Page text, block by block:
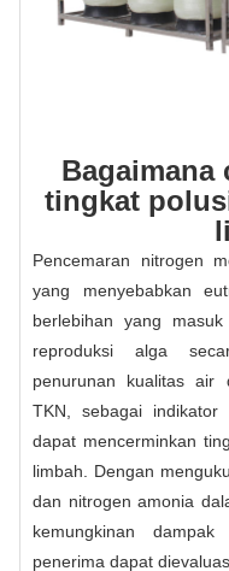
Bagaimana
tingkat
Pencemaran nitrogen
yang menyebabkan
berlebihan yang
reproduksi alga
penurunan kualitas air
TKN, sebagai indikator
dapat mencerminkan
limbah. Dengan
dan nitrogen amonia
kemungkinan
penerima dapat